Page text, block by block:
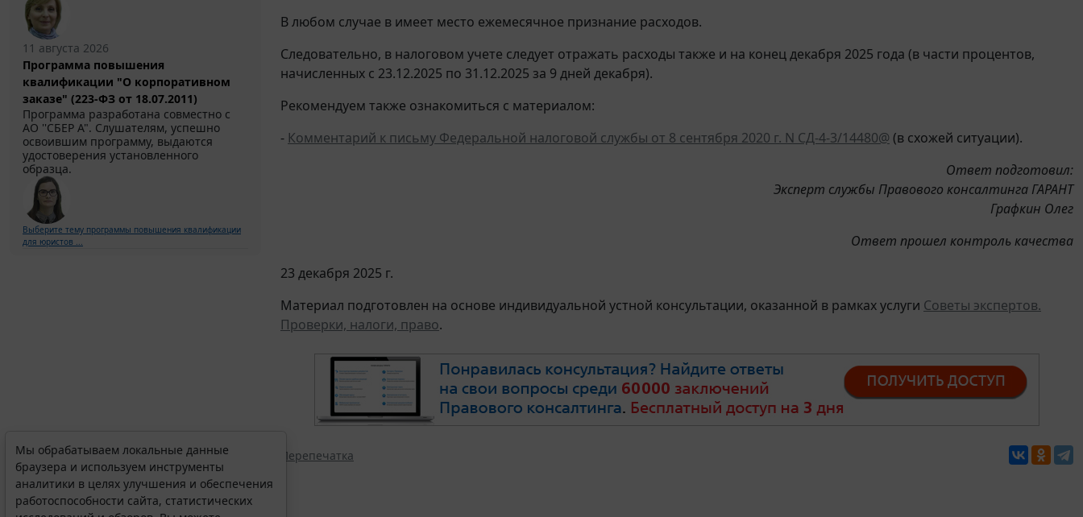
11 августа 2026
Программа повышения
квалификации "О корпоративном
заказе" (223-ФЗ от 18.07.2011)
Программа разработана совместно с
АО ''СБЕР А". Слушателям, успешно
освоившим программу, выдаются
удостоверения установленного
образца.
Выберите тему программы повышения квалификации
для юристов ...
В любом случае в имеет место ежемесячное признание расходов.
Следовательно, в налоговом учете следует отражать расходы также и на конец декабря 2025 года (в части процентов,
начисленных с 23.12.2025 по 31.12.2025 за 9 дней декабря).
Рекомендуем также ознакомиться с материалом:
- Комментарий к письму Федеральной налоговой службы от 8 сентября 2020 г. N СД-4-3/14480@ (в схожей ситуации).
Ответ подготовил:
Эксперт службы Правового консалтинга ГАРАНТ
Графкин Олег
Ответ прошел контроль качества
23 декабря 2025 г.
Материал подготовлен на основе индивидуальной устной консультации, оказанной в рамках услуги Советы экспертов.
Проверки, налоги, право.
Перепечатка
Мы обрабатываем локальные данные
браузера и используем инструменты
аналитики в целях улучшения и обеспечения
работоспособности сайта, статистических